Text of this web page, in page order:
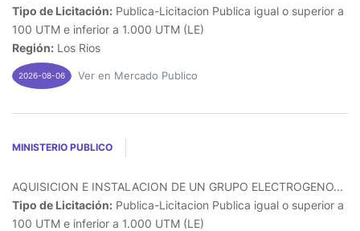
Tipo de Licitación: Publica-Licitacion Publica igual o superior a
100 UTM e inferior a 1.000 UTM (LE)
Región: Los Rios
2026-08-06 Ver en Mercado Publico
MINISTERIO PUBLICO
AQUISICION E INSTALACION DE UN GRUPO ELECTROGENO...
Tipo de Licitación: Publica-Licitacion Publica igual o superior a
100 UTM e inferior a 1.000 UTM (LE)